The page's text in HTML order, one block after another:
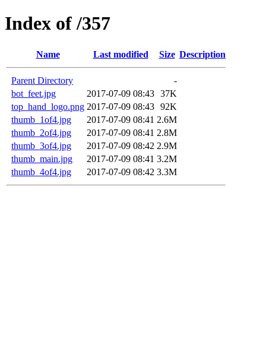
Index of /357
Name Last modified Size Description
Parent Directory
-
bot_feet.jpg
2017-07-09 08:43 37K
top_hand_logo.png 2017-07-09 08:43 92K
thumb_1of4.jpg
2017-07-09 08:41 2.6M
thumb_2of4.jpg
2017-07-09 08:41 2.8M
thumb_3of4.jpg
2017-07-09 08:42 2.9M
thumb_main.jpg
2017-07-09 08:41 3.2M
thumb_4of4.jpg
2017-07-09 08:42 3.3M